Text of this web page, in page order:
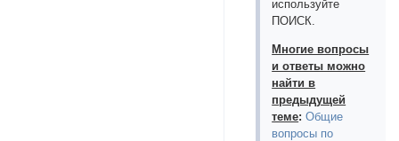
используйте
ПОИСК.
Многие вопросы
и ответы можно
найти в
предыдущей
теме: Общие
вопросы по